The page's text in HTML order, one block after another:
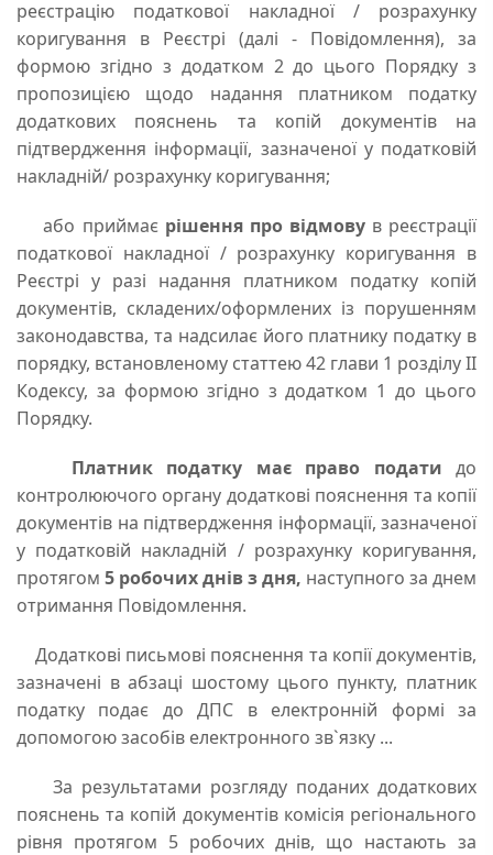
реєстрацію податкової накладної / розрахунку
коригування в Реєстрі (далі - Повідомлення), за
формою згідно з додатком 2 до цього Порядку з
пропозицією щодо надання платником податку
додаткових пояснень та копій документів на
підтвердження інформації, зазначеної у податковій
накладній/ розрахунку коригування;
або приймає рішення про відмову в реєстрації
податкової накладної / розрахунку коригування в
Реєстрі у разі надання платником податку копій
документів, складених/оформлених із порушенням
законодавства, та надсилає його платнику податку в
порядку, встановленому статтею 42 глави 1 розділу II
Кодексу, за формою згідно з додатком 1 до цього
Порядку.
Платник податку має право подати до
контролюючого органу додаткові пояснення та копії
документів на підтвердження інформації, зазначеної
у податковій накладній / розрахунку коригування,
протягом 5 робочих днів з дня, наступного за днем
отримання Повідомлення.
Додаткові письмові пояснення та копії документів,
зазначені в абзаці шостому цього пункту, платник
податку подає до ДПС в електронній формі за
допомогою засобів електронного зв`язку ...
За результатами розгляду поданих додаткових
пояснень та копій документів комісія регіонального
рівня протягом 5 робочих днів, що настають за